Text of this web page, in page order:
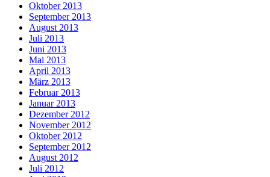
Oktober 2013
September 2013
August 2013
Juli 2013
Juni 2013
Mai 2013
April 2013
März 2013
Februar 2013
Januar 2013
Dezember 2012
November 2012
Oktober 2012
September 2012
August 2012
Juli 2012